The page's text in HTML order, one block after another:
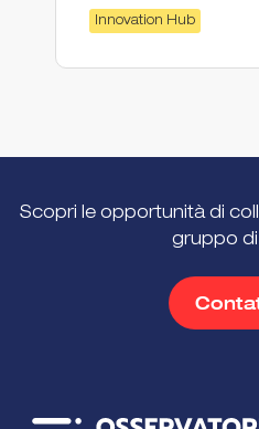
Innovation Hub
Scopri le opportunità di
gruppo